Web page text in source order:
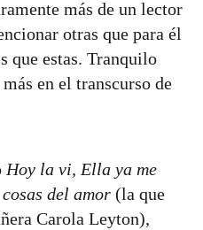
más de un lector
otras que para él
que estas. Tranquilo
en el transcurso de
Hoy la vi, Ella ya me
del amor (la que
Carola Leyton),